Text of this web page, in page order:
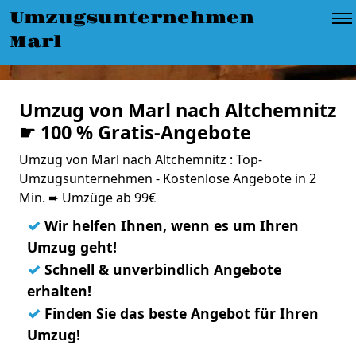
Umzugsunternehmen
Marl
Umzug von Marl nach Altchemnitz
☛ 100 % Gratis-Angebote
Umzug von Marl nach Altchemnitz : Top-
Umzugsunternehmen - Kostenlose Angebote in 2
Min. ➨ Umzüge ab 99€
✓ Wir helfen Ihnen, wenn es um Ihren
Umzug geht!
✓ Schnell & unverbindlich Angebote
erhalten!
✓ Finden Sie das beste Angebot für Ihren
Umzug!